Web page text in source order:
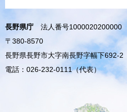
長野県庁
法人番号1000020200000
〒380-8570
長野県長野市大字南長野字幅下692-2
電話：026-232-0111（代表）